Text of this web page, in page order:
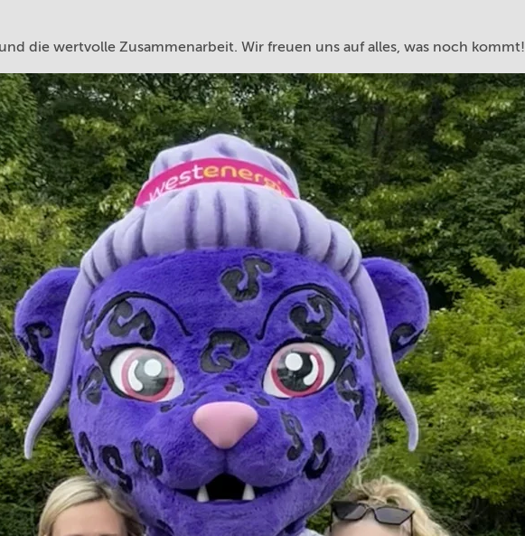
und die wertvolle Zusammenarbeit. Wir freuen uns auf alles, was noch kommt!